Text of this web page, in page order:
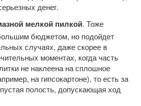
денег.
мелкой пилкой. Тоже
бюджетом, но подойдет
случаях, даже скорее в
моментах, когда часть
не наклеена на сплошное
на гипсокартоне), то есть за
полость, допускающая ход